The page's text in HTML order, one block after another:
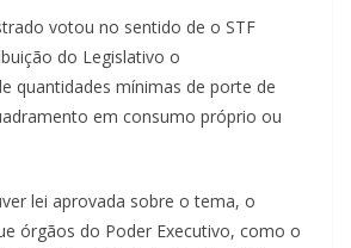
votou no sentido de o STF
do Legislativo o
quantidades mínimas de porte de
em consumo próprio ou
lei aprovada sobre o tema, o
órgãos do Poder Executivo, como o